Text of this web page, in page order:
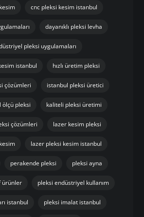
cnc pleksi kesim istanbul
dayanıklı pleksi levha
pleksi uygulamaları
istanbul hızlı üretim pleksi
çözümleri istanbul pleksi üretici
ölçü pleksi kaliteli pleksi üretimi
çözümleri lazer kesim pleksi
lazer pleksi kesim istanbul
perakende pleksi pleksi ayna
ürünler pleksi endüstriyel kullanım
istanbul pleksi imalat istanbul